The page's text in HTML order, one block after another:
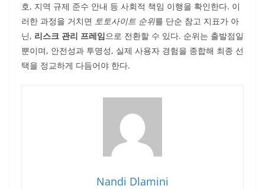
호, 지역 규제 준수 안내 등 사회적 책임 이행을 확인한다. 이
러한 과정을 거치면 토토사이트 순위를 단순 참고 지표가 아
닌, 리스크 관리 프레임으로 전환할 수 있다. 순위는 출발점일
뿐이며, 안전성과 투명성, 실제 사용자 경험을 종합해 최종 선
택을 정교하게 다듬어야 한다.
Nandi Dlamini